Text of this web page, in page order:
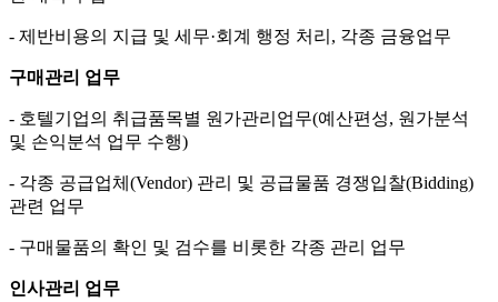
- 제반비용의 지급 및 세무·회계 행정 처리, 각종 금융업무
구매관리 업무
- 호텔기업의 취급품목별 원가관리업무(예산편성, 원가분석
및 손익분석 업무 수행)
- 각종 공급업체(Vendor) 관리 및 공급물품 경쟁입찰(Bidding)
관련 업무
- 구매물품의 확인 및 검수를 비롯한 각종 관리 업무
인사관리 업무